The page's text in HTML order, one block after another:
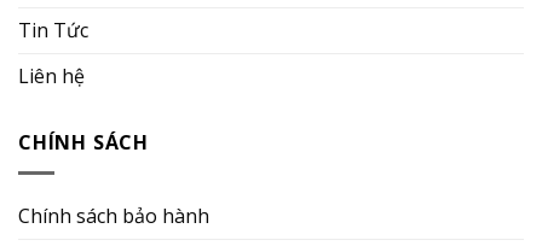
Tin Tức
Liên hệ
CHÍNH SÁCH
Chính sách bảo hành